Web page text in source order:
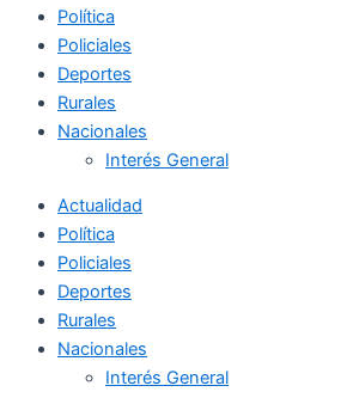
Política
Policiales
Deportes
Rurales
Nacionales
Interés General
Actualidad
Política
Policiales
Deportes
Rurales
Nacionales
Interés General